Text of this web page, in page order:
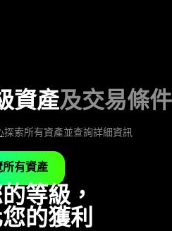
資產及交易條件
探索所有資產並查詢詳細資訊
所有資產
等級，
的獲利